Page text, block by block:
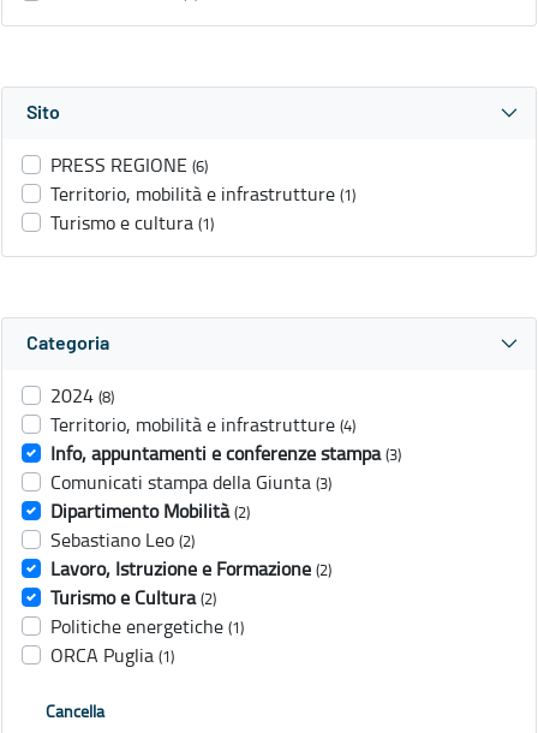
Sito
PRESS REGIONE (6)
Territorio, mobilità e infrastrutture (1)
Turismo e cultura (1)
Categoria
2024 (8)
Territorio, mobilità e infrastrutture (4)
Info, appuntamenti e conferenze stampa (3)
Comunicati stampa della Giunta (3)
Dipartimento Mobilità (2)
Sebastiano Leo (2)
Lavoro, Istruzione e Formazione (2)
Turismo e Cultura (2)
Politiche energetiche (1)
ORCA Puglia (1)
Cancella